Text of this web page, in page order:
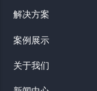
解决方案
案例展示
关于我们